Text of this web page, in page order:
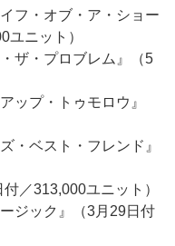
フ・オブ・ア・ショー
ユニット）
ザ・プロブレム』（5
ップ・トゥモロウ』
・ベスト・フレンド』
／313,000ユニット）
ジック』（3月29日付